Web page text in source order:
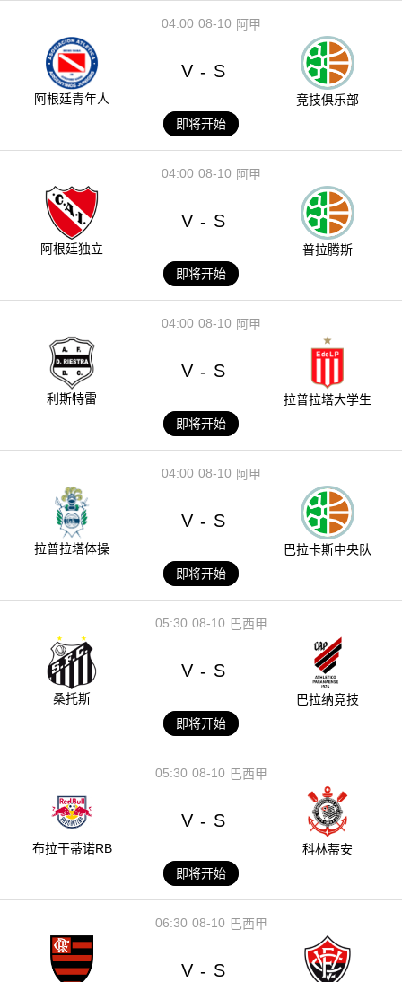
08-10
04:00 阿甲
阿根廷青年人
V - S
竞技俱乐部
即将开始
08-10
04:00 阿甲
阿根廷独立
V - S
普拉腾斯
即将开始
08-10
04:00 阿甲
利斯特雷
V - S
拉普拉塔大学生
即将开始
08-10
04:00 阿甲
拉普拉塔体操
V - S
巴拉卡斯中央队
即将开始
08-10
05:30 巴西甲
桑托斯
V - S
巴拉纳竞技
即将开始
08-10
05:30 巴西甲
布拉干蒂诺RB
V - S
科林蒂安
即将开始
08-10
06:30 巴西甲
V - S